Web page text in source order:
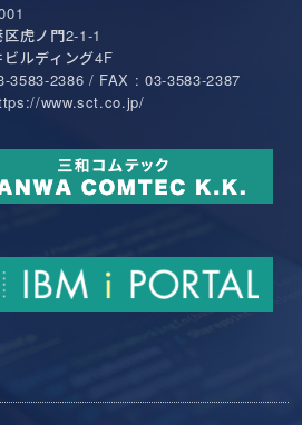
虎ノ門2-1-1
ルディング4F
3583-2386 / FAX : 03-3583-2387
www.sct.co.jp/